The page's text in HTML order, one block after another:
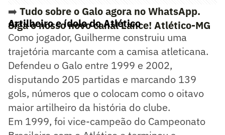
➡️ Tudo sobre o Galo agora no WhatsApp.
Siga o nosso novo canal Lance! Atlético-MG
Artilheiro e ídolo do Atlético
Como jogador, Guilherme construiu uma
trajetória marcante com a camisa atleticana.
Defendeu o Galo entre 1999 e 2002,
disputando 205 partidas e marcando 139
gols, números que o colocam como o oitavo
maior artilheiro da história do clube.
Em 1999, foi vice-campeão do Campeonato